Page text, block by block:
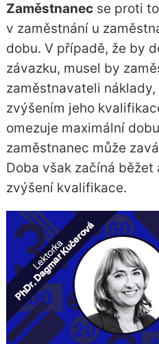
Zaměstnanecse proti
v zaměstnání u
dobu. V případě, že by
závazku, musel by
zaměstnavateli
zvýšením jeho
omezuje maximální
zaměstnanec může
Doba však začíná běžet
zvýšení kvalifikace.